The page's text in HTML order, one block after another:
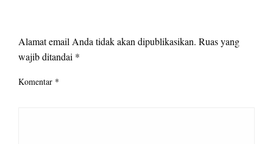
Alamat email Anda tidak akan dipublikasikan. Ruas yang
wajib ditandai *
Komentar *